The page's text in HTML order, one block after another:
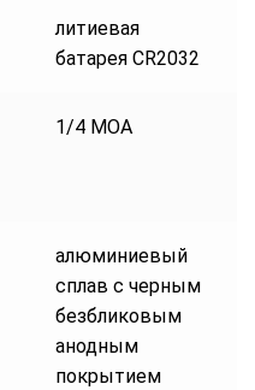
литиевая
батарея CR2032
1/4 МОА
алюминиевый
сплав с черным
безбликовым
анодным
покрытием